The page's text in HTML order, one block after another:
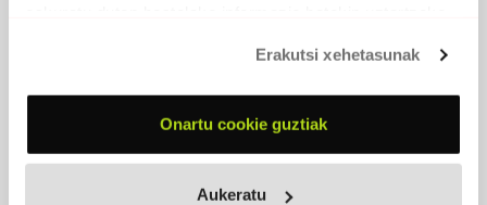
Erakutsi xehetasunak
Onartu cookie guztiak
Aukeratu
2023 - Egilea editore